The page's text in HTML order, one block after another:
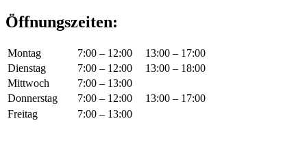
Öffnungszeiten:
Montag 7:00 – 12:00
13:00 – 17:00
Dienstag
7:00 – 12:00
13:00 – 18:00
Mittwoch
7:00 – 13:00
Donnerstag
7:00 – 12:00
13:00 – 17:00
Freitag
7:00 – 13:00